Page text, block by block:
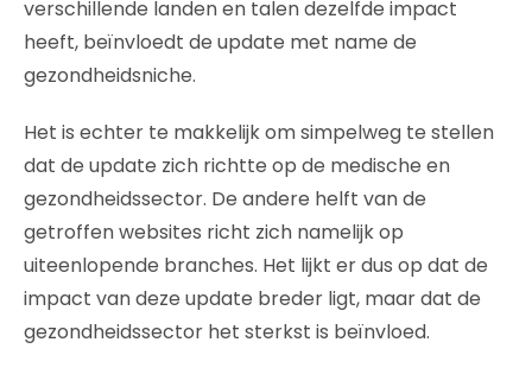
verschillende landen en talen dezelfde impact
heeft, beïnvloedt de update met name de
gezondheidsniche.
Het is echter te makkelijk om simpelweg te stellen
dat de update zich richtte op de medische en
gezondheidssector. De andere helft van de
getroffen websites richt zich namelijk op
uiteenlopende branches. Het lijkt er dus op dat de
impact van deze update breder ligt, maar dat de
gezondheidssector het sterkst is beïnvloed.